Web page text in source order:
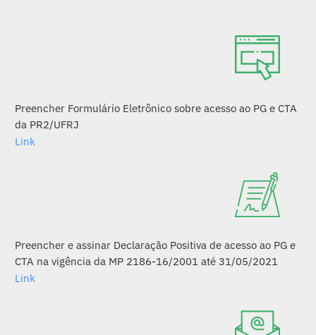
Preencher Formulário Eletrônico sobre acesso ao PG e CTA
da PR2/UFRJ
Link
Preencher e assinar Declaração Positiva de acesso ao PG e
CTA na vigência da MP 2186-16/2001 até 31/05/2021
Link